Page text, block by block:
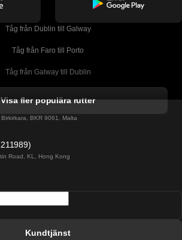
Tåg från Dublin till Galway
Tåg från Faro till Porto
Tåg från Galway till Dublin
Tåg från Porto till Faro
Tåg från Barcelona till Madrid
Visa fler populära rutter
1451)
BKR 9061, Malta
Road, KL, Hong Kong
Kundtjänst